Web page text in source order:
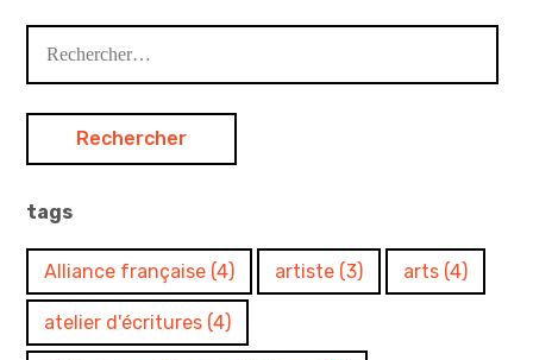
tags
Alliance française (4) artiste (3) arts (4)
atelier d'écritures (4)